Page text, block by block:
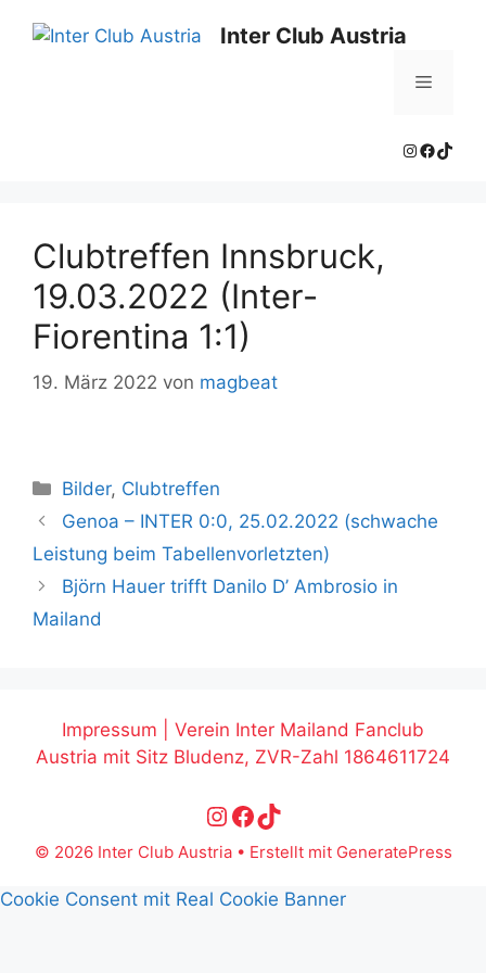
Inhalt
Inter Club Austria
Menü
Instagram
Clubtreffen Innsbruck,
19.03.2022 (Inter-
Fiorentina 1:1)
19. März 2022 von magbeat
Kategorien
Bilder, Clubtreffen
Genoa – INTER 0:0, 25.02.2022 (schwache
Leistung beim Tabellenvorletzten)
Björn Hauer trifft Danilo D’ Ambrosio in
Mailand
Impressum | Verein Inter Mailand Fanclub
Austria mit Sitz Bludenz, ZVR-Zahl 1864611724
Instagram
Facebook
TikTok
© 2026 Inter Club Austria• Erstellt mit GeneratePress
Cookie Consent mit Real Cookie Banner